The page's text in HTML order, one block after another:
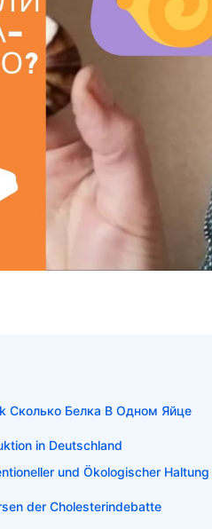
Сколько Белка В Одном Яйце
in Deutschland
und Ökologischer Haltung
der Cholesterindebatte